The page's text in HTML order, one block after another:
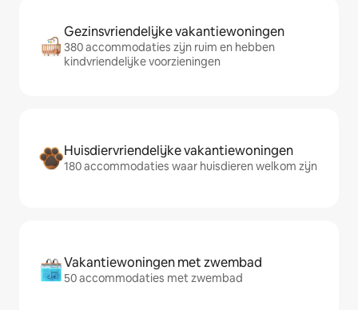
Gezinsvriendelijke vakantiewoningen
380 accommodaties zijn ruim en hebben
kindvriendelijke voorzieningen
Huisdiervriendelijke vakantiewoningen
180 accommodaties waar huisdieren welkom zijn
Vakantiewoningen met zwembad
50 accommodaties met zwembad